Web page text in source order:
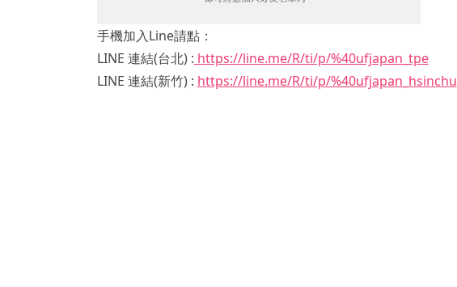
手機加入Line請點：
LINE 連結(台北) : https://line.me/R/ti/p/%40ufjapan_tpe
LINE 連結(新竹) : https://line.me/R/ti/p/%40ufjapan_hsinchu